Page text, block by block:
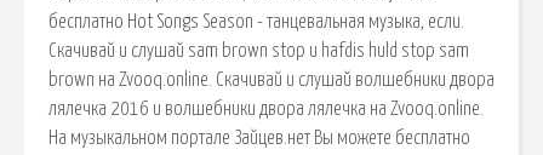
бесплатно Hot Songs Season - танцевальная музыка, если.
Скачивай и слушай sam brown stop и hafdis huld stop sam
brown на Zvooq.online. Скачивай и слушай волшебники двора
лялечка 2016 и волшебники двора лялечка на Zvooq.online.
На музыкальном портале Зайцев.нет Вы можете бесплатно